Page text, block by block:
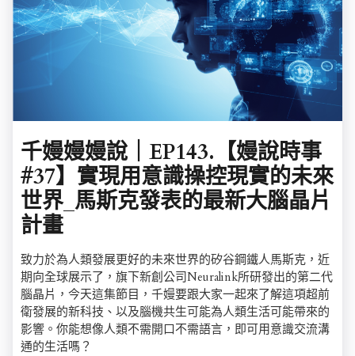
千嫚嫚嫚說｜EP143.【嫚說時事
#37】實現用意識操控現實的未來
世界_馬斯克發表的最新大腦晶片
計畫
致力於為人類發展更好的未來世界的矽谷鋼鐵人馬斯克，近
期向全球展示了，旗下新創公司Neuralink所研發出的第二代
腦晶片，今天這集節目，千嫚要跟大家一起來了解這項超前
衛發展的新科技、以及腦機共生可能為人類生活可能帶來的
影響。你能想像人類不需開口不需語言，即可用意識交流溝
通的生活嗎？